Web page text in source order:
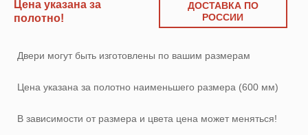
Цена указана за
полотно!
ДОСТАВКА ПО
РОССИИ
Двери могут быть изготовлены по вашим размерам
Цена указана за полотно наименьшего размера (600 мм)
В зависимости от размера и цвета цена может меняться!